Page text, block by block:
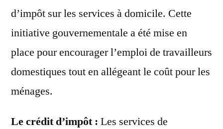
d’impôt sur les services à domicile. Cette
initiative gouvernementale a été mise en
place pour encourager l’emploi de travailleurs
domestiques tout en allégeant le coût pour les
ménages.
Le crédit d’impôt : Les services de